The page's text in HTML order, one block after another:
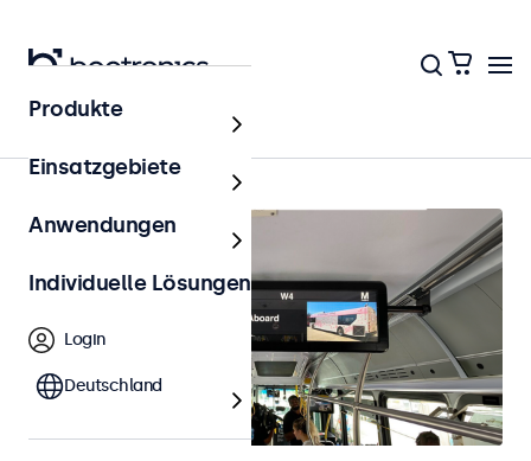
Startseite
Produkte
Einsatzgebiete
Anwendungen
Individuelle Lösungen
Login
Deutschland